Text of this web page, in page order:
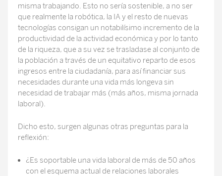
misma trabajando. Esto no sería sostenible, a no ser
que realmente la robótica, la IA y el resto de nuevas
tecnologías consigan un notabilísimo incremento de la
productividad de la actividad económica y por lo tanto
de la riqueza, que a su vez se trasladase al conjunto de
la población a través de un equitativo reparto de esos
ingresos entre la ciudadanía, para así financiar sus
necesidades durante una vida más longeva sin
necesidad de trabajar más (más años, misma jornada
laboral).
Dicho esto, surgen algunas otras preguntas para la
reflexión:
¿Es soportable una vida laboral de más de 50 años
con el esquema actual de relaciones laborales